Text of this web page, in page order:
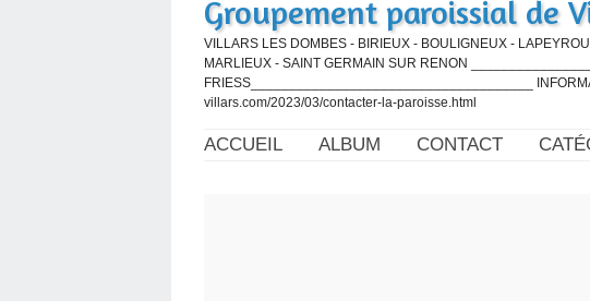
Groupement paroissial de
VILLARS LES DOMBES - BIRIEUX - BOULIGNEUX -
MARLIEUX - SAINT GERMAIN SUR RENON
FRIESS_____________________________________
villars.com/2023/03/contacter-la-paroisse.html
ACCUEIL ALBUM CONTACT